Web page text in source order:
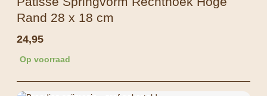
Rand 28 x 18 cm
24,95
Op voorraad